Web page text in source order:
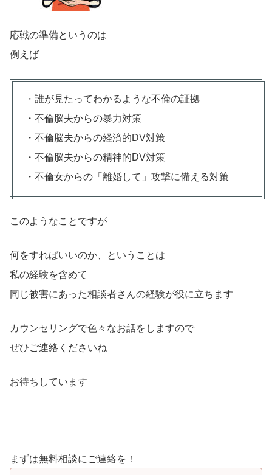
応戦の準備というのは
例えば
・誰が見たってわかるような不倫の証拠
・不倫脳夫からの暴力対策
・不倫脳夫からの経済的DV対策
・不倫脳夫からの精神的DV対策
・不倫女からの「離婚して」攻撃に備える対策
このようなことですが
何をすればいいのか、ということは
私の経験を含めて
同じ被害にあった相談者さんの経験が役に立ちます
カウンセリングで色々なお話をしますので
ぜひご連絡くださいね
お待ちしています
まずは無料相談にご連絡を！